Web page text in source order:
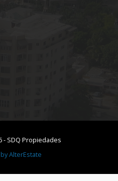
- SDQ Propiedades
AlterEstate